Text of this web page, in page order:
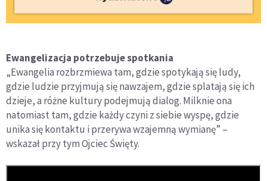
Ewangelizacja potrzebuje spotkania
„Ewangelia rozbrzmiewa tam, gdzie spotykają się ludy,
gdzie ludzie przyjmują się nawzajem, gdzie splatają się ich
dzieje, a różne kultury podejmują dialog. Milknie ona
natomiast tam, gdzie każdy czyni z siebie wyspę, gdzie
unika się kontaktu i przerywa wzajemną wymianę” –
wskazał przy tym Ojciec Święty.